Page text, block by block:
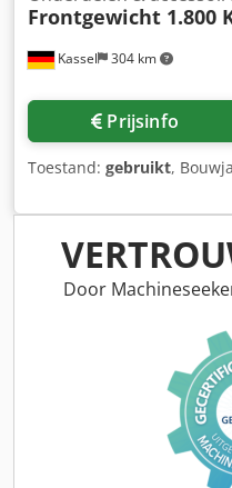
Kassel 304 km
Frontgewicht 1.800
Prijsinfo
Toestand: gebruikt,
Door